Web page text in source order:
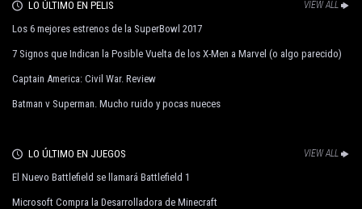
LO ÚLTIMO EN PELIS VIEW ALL
Los 6 mejores estrenos de la SuperBowl 2017
7 Signos que Indican la Posible Vuelta de los X-Men a Marvel (o algo parecido)
Captain America: Civil War. Review
Batman v Superman. Mucho ruido y pocas nueces
LO ÚLTIMO EN JUEGOS VIEW ALL
El Nuevo Battlefield se llamará Battlefield 1
Microsoft Compra la Desarrolladora de Minecraft